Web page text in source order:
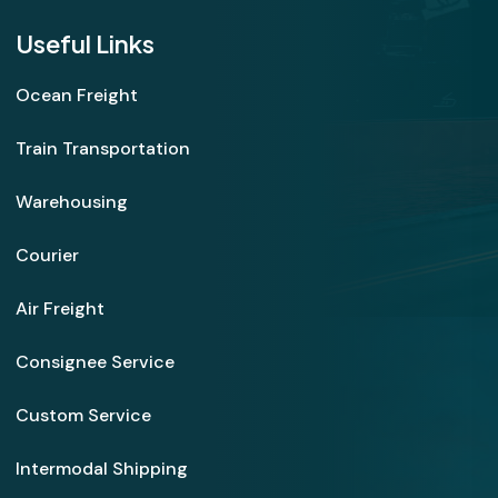
Useful Links
Ocean Freight
Train Transportation
Warehousing
Courier
Air Freight
Consignee Service
Custom Service
Intermodal Shipping